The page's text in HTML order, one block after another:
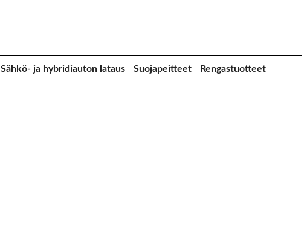
Sähkö- ja hybridiauton lataus Suojapeitteet
Rengastuotteet